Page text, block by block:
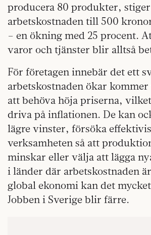
producera 80 produkter, stiger
arbetskostnaden till 500
– en ökning med 25 procent.
varor och tjänster blir alltså
För företagen innebär det ett
arbetskostnaden ökar
att behöva höja priserna,
driva på inflationen. De kan
lägre vinster, försöka
verksamheten så att
minskar eller välja att lägga
i länder där arbetskostnaden
global ekonomi kan det
Jobben i Sverige blir färre.